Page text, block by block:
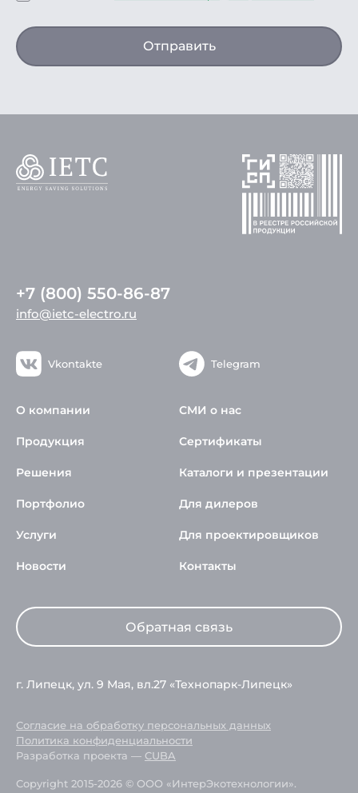
Отправить
+7 (800) 550-86-87
info@ietc-electro.ru
Vkontakte Telegram
О компании
Продукция
Решения
Портфолио
Услуги
Новости
СМИ о нас
Сертификаты
Каталоги и презентации
Для дилеров
Для проектировщиков
Контакты
Обратная связь
г. Липецк, ул. 9 Мая, вл.27 «Технопарк-Липецк»
Согласие на обработку персональных данных
Политика конфиденциальности
Разработка проекта — CUBA
Copyright 2015-2026 © ООО «ИнтерЭкотехнологии».